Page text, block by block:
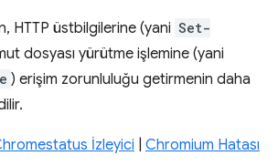
HTTP üstbilgilerine (yani Set-
dosyası yürütme işlemine (yani
) erişim zorunluluğu getirmenin daha
İzleyici Chromium Hatası